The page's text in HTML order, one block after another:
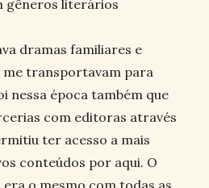
gêneros literários
dramas familiares e
me transportavam para
nessa época também que
com editoras através
ter acesso a mais
conteúdos por aqui. O